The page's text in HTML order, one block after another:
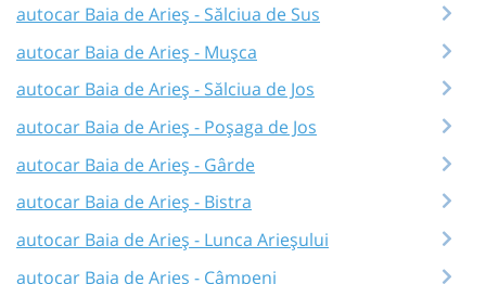
autocar Baia de Arieș - Sălciua de Sus
autocar Baia de Arieș - Mușca
autocar Baia de Arieș - Sălciua de Jos
autocar Baia de Arieș - Poșaga de Jos
autocar Baia de Arieș - Gârde
autocar Baia de Arieș - Bistra
autocar Baia de Arieș - Lunca Arieșului
autocar Baia de Arieș - Câmpeni